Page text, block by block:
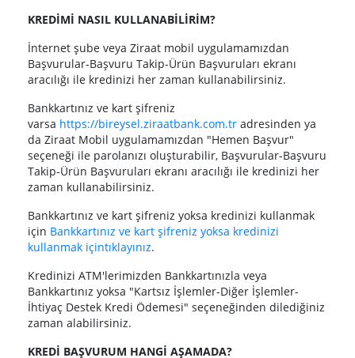
KREDİMİ NASIL KULLANABİLİRİM?
İnternet şube veya Ziraat mobil uygulamamızdan
Başvurular-Başvuru Takip-Ürün Başvuruları ekranı
aracılığı ile kredinizi her zaman kullanabilirsiniz.
Bankkartınız ve kart şifreniz
varsa https://bireysel.ziraatbank.com.tr adresinden ya
da Ziraat Mobil uygulamamızdan "Hemen Başvur"
seçeneği ile parolanızı oluşturabilir, Başvurular-Başvuru
Takip-Ürün Başvuruları ekranı aracılığı ile kredinizi her
zaman kullanabilirsiniz.
Bankkartınız ve kart şifreniz yoksa kredinizi kullanmak
için Bankkartınız ve kart şifreniz yoksa kredinizi
kullanmak içintıklayınız.
Kredinizi ATM'lerimizden Bankkartınızla veya
Bankkartınız yoksa "Kartsız İşlemler-Diğer İşlemler-
İhtiyaç Destek Kredi Ödemesi" seçeneğinden dilediğiniz
zaman alabilirsiniz.
KREDİ BAŞVURUM HANGİ AŞAMADA?